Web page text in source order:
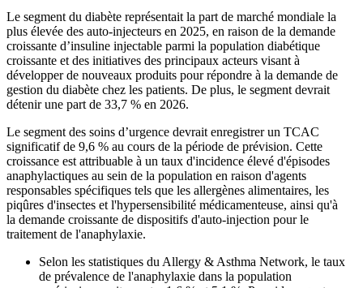
Le segment du diabète représentait la part de marché mondiale la
plus élevée des auto-injecteurs en 2025, en raison de la demande
croissante d’insuline injectable parmi la population diabétique
croissante et des initiatives des principaux acteurs visant à
développer de nouveaux produits pour répondre à la demande de
gestion du diabète chez les patients. De plus, le segment devrait
détenir une part de 33,7 % en 2026.
Le segment des soins d’urgence devrait enregistrer un TCAC
significatif de 9,6 % au cours de la période de prévision. Cette
croissance est attribuable à un taux d'incidence élevé d'épisodes
anaphylactiques au sein de la population en raison d'agents
responsables spécifiques tels que les allergènes alimentaires, les
piqûres d'insectes et l'hypersensibilité médicamenteuse, ainsi qu'à
la demande croissante de dispositifs d'auto-injection pour le
traitement de l'anaphylaxie.
Selon les statistiques du Allergy & Asthma Network, le taux
de prévalence de l'anaphylaxie dans la population